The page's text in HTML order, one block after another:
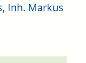
Inh. Markus